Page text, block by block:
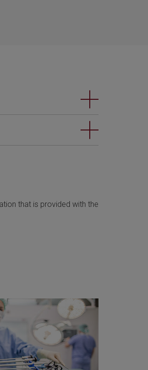
that is provided with the